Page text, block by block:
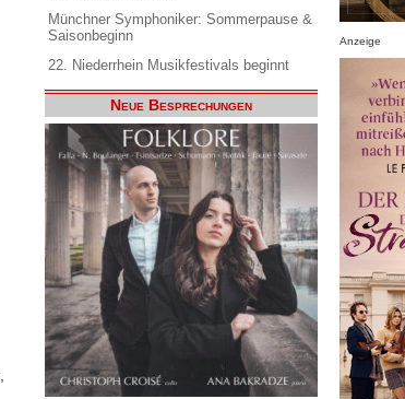
Münchner Symphoniker: Sommerpause &
Saisonbeginn
22. Niederrhein Musikfestivals beginnt
Neue Besprechungen
Anzeige